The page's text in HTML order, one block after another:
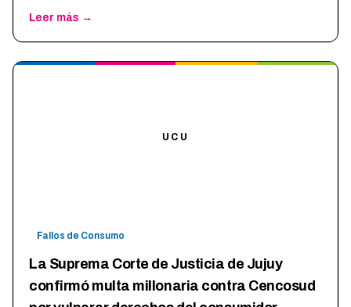
Leer más →
UCU
Fallos de Consumo
La Suprema Corte de Justicia de Jujuy
confirmó multa millonaria contra Cencosud